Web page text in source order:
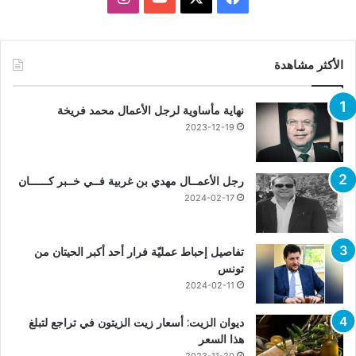
الأكثر مشاهدة
نهاية مأساوية لرجل الأعمال محمد فريخة
2023-12-19
رجل الأعمــال مهدي بن غربية فــي خــبر كــــــان
2024-02-17
تفاصيل إحباط عمليّة فرار أحد أكبر الحيتان من
تونس
2024-02-11
ديوان الزيت: أسعار زيت الزيتون في تراجع لتبلغ
هذا السعر